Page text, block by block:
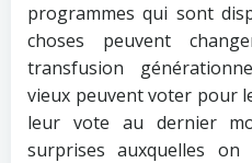
programmes qui sont
choses peuvent
transfusion
vieux peuvent voter pour
leur vote au dernier
surprises auxquelles